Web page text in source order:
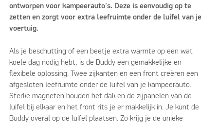
ontworpen voor kampeerauto's. Deze is eenvoudig op te
zetten en zorgt voor extra leefruimte onder de luifel van je
voertuig.
Als je beschutting of een beetje extra warmte op een wat
koele dag nodig hebt, is de Buddy een gemakkelijke en
flexibele oplossing. Twee zijkanten en een front creëren een
afgesloten leefruimte onder de luifel van je kampeerauto.
Sterke magneten houden het dak en de zijpanelen van de
luifel bij elkaar en het front rits je er makkelijk in. Je kunt de
Buddy overal op de luifel plaatsen. Zo krijg je de unieke